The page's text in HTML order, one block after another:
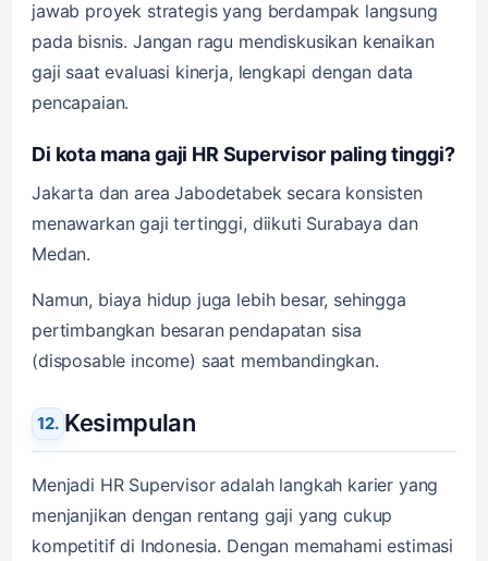
jawab proyek strategis yang berdampak langsung
pada bisnis. Jangan ragu mendiskusikan kenaikan
gaji saat evaluasi kinerja, lengkapi dengan data
pencapaian.
Di kota mana gaji HR Supervisor paling tinggi?
Jakarta dan area Jabodetabek secara konsisten
menawarkan gaji tertinggi, diikuti Surabaya dan
Medan.
Namun, biaya hidup juga lebih besar, sehingga
pertimbangkan besaran pendapatan sisa
(disposable income) saat membandingkan.
Kesimpulan
Menjadi HR Supervisor adalah langkah karier yang
menjanjikan dengan rentang gaji yang cukup
kompetitif di Indonesia. Dengan memahami estimasi